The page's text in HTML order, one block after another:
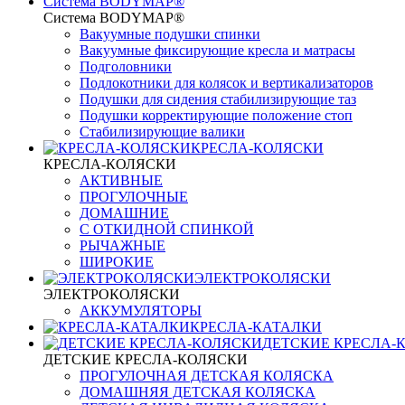
Система BODYMAP®
Вакуумные подушки спинки
Вакуумные фиксирующие кресла и матрасы
Подголовники
Подлокотники для колясок и вертикализаторов
Подушки для сидения стабилизирующие таз
Подушки корректирующие положение стоп
Стабилизирующие валики
КРЕСЛА-КОЛЯСКИ
КРЕСЛА-КОЛЯСКИ
АКТИВНЫЕ
ПРОГУЛОЧНЫЕ
ДОМАШНИЕ
С ОТКИДНОЙ СПИНКОЙ
РЫЧАЖНЫЕ
ШИРОКИЕ
ЭЛЕКТРОКОЛЯСКИ
ЭЛЕКТРОКОЛЯСКИ
АККУМУЛЯТОРЫ
КРЕСЛА-КАТАЛКИ
ДЕТСКИЕ КРЕСЛА-
ДЕТСКИЕ КРЕСЛА-КОЛЯСКИ
ПРОГУЛОЧНАЯ ДЕТСКАЯ КОЛЯСКА
ДОМАШНЯЯ ДЕТСКАЯ КОЛЯСКА